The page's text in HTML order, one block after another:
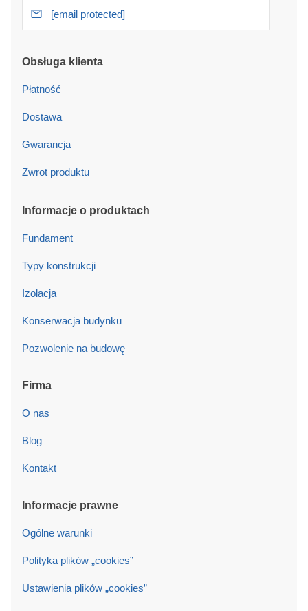
[email protected]
Obsługa klienta
Płatność
Dostawa
Gwarancja
Zwrot produktu
Informacje o produktach
Fundament
Typy konstrukcji
Izolacja
Konserwacja budynku
Pozwolenie na budowę
Firma
O nas
Blog
Kontakt
Informacje prawne
Ogólne warunki
Polityka plików „cookies”
Ustawienia plików „cookies”